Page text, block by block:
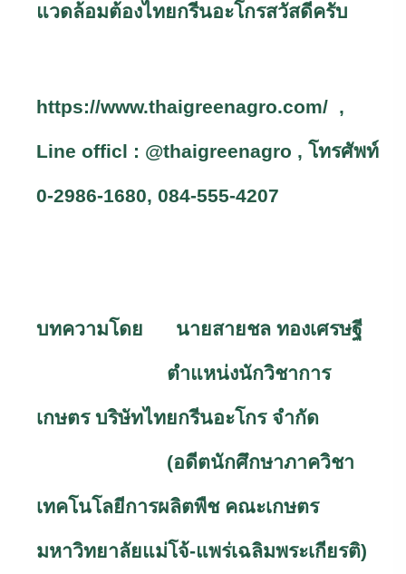
แวดล้อมต้องไทยกรีนอะโกรสวัสดีครับ
https://www.thaigreenagro.com/ ,
Line officl : @thaigreenagro , โทรศัพท์
0-2986-1680, 084-555-4207
บทความโดย นายสายชล ทองเศรษฐี
ตำแหน่งนักวิชาการ
เกษตร บริษัทไทยกรีนอะโกร จำกัด
(อดีตนักศึกษาภาควิชา
เทคโนโลยีการผลิตพืช คณะเกษตร
มหาวิทยาลัยแม่โจ้-แพร่เฉลิมพระเกียรติ)